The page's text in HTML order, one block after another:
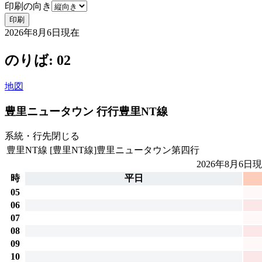
印刷の向き
印刷
2026年8月6日 現在
のりば: 02
地図
豊里ニュータウン 行行豊里NT線
系統・行先閉じる
豊里NT線 [豊里NT線]豊里ニュータウン第四行
2026年8月6日
時
平日
05
06
07
08
09
10